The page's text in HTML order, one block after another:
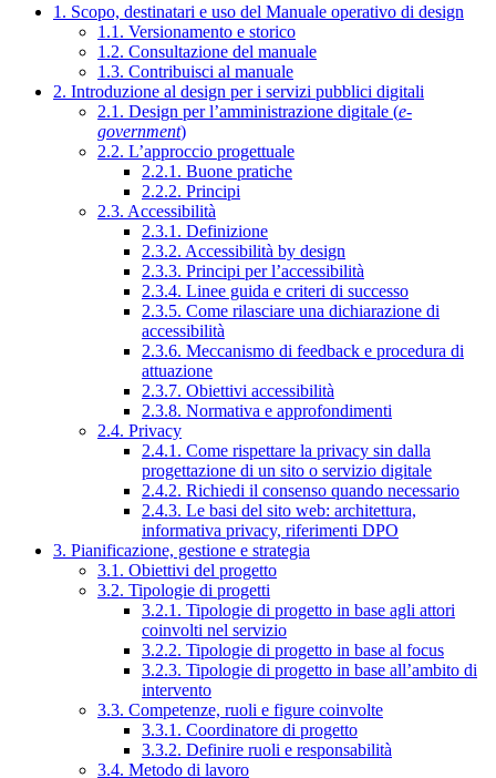
1. Scopo, destinatari e uso del Manuale operativo di design
1.1. Versionamento e storico
1.2. Consultazione del manuale
1.3. Contribuisci al manuale
2. Introduzione al design per i servizi pubblici digitali
2.1. Design per l’amministrazione digitale (e-
government)
2.2. L’approccio progettuale
2.2.1. Buone pratiche
2.2.2. Principi
2.3. Accessibilità
2.3.1. Definizione
2.3.2. Accessibilità by design
2.3.3. Principi per l’accessibilità
2.3.4. Linee guida e criteri di successo
2.3.5. Come rilasciare una dichiarazione di
accessibilità
2.3.6. Meccanismo di feedback e procedura di
attuazione
2.3.7. Obiettivi accessibilità
2.3.8. Normativa e approfondimenti
2.4. Privacy
2.4.1. Come rispettare la privacy sin dalla
progettazione di un sito o servizio digitale
2.4.2. Richiedi il consenso quando necessario
2.4.3. Le basi del sito web: architettura,
informativa privacy, riferimenti DPO
3. Pianificazione, gestione e strategia
3.1. Obiettivi del progetto
3.2. Tipologie di progetti
3.2.1. Tipologie di progetto in base agli attori
coinvolti nel servizio
3.2.2. Tipologie di progetto in base al focus
3.2.3. Tipologie di progetto in base all’ambito di
intervento
3.3. Competenze, ruoli e figure coinvolte
3.3.1. Coordinatore di progetto
3.3.2. Definire ruoli e responsabilità
3.4. Metodo di lavoro